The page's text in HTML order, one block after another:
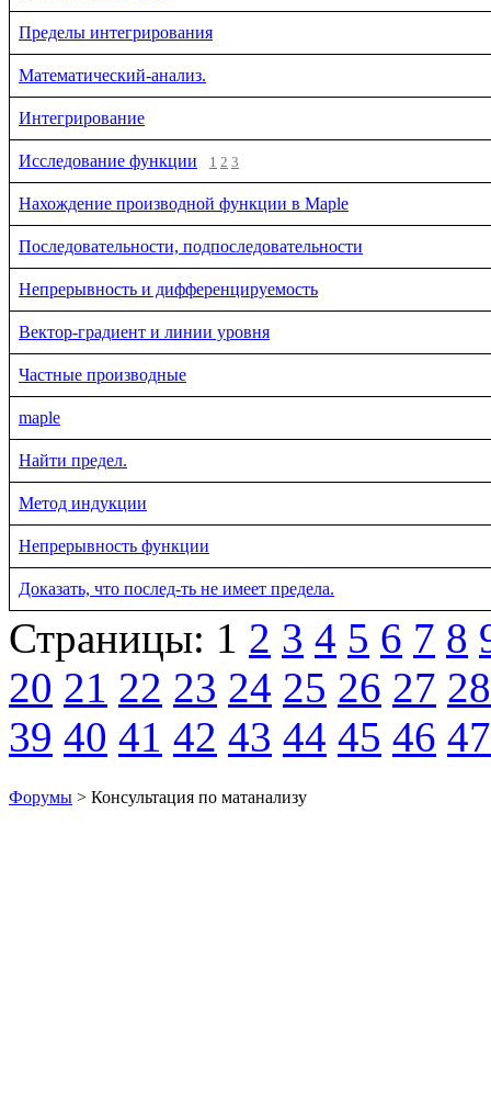
Пределы интегрирования
Математический-анализ.
Интегрирование
Исследование функции 1 2 3
Нахождение производной функции в Maple
Последовательности, подпоследовательности
Непрерывность и дифференцируемость
Вектор-градиент и линии уровня
Частные производные
maple
Найти предел.
Метод индукции
Непрерывность функции
Доказать, что послед-ть не имеет предела.
Страницы: 1 2 3 4 5 6 7 8
20 21 22 23 24 25 26 27 28
39 40 41 42 43 44 45 46 47
Форумы > Консультация по матанализу